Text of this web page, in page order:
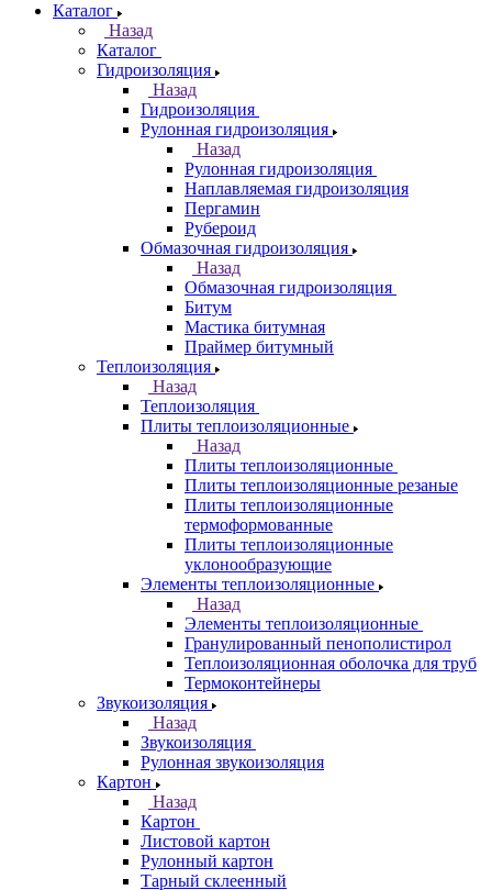
Каталог
Назад
Каталог
Гидроизоляция
Назад
Гидроизоляция
Рулонная гидроизоляция
Назад
Рулонная гидроизоляция
Наплавляемая гидроизоляция
Пергамин
Рубероид
Обмазочная гидроизоляция
Назад
Обмазочная гидроизоляция
Битум
Мастика битумная
Праймер битумный
Теплоизоляция
Назад
Теплоизоляция
Плиты теплоизоляционные
Назад
Плиты теплоизоляционные
Плиты теплоизоляционные резаные
Плиты теплоизоляционные
термоформованные
Плиты теплоизоляционные
уклонообразующие
Элементы теплоизоляционные
Назад
Элементы теплоизоляционные
Гранулированный пенополистирол
Теплоизоляционная оболочка для труб
Термоконтейнеры
Звукоизоляция
Назад
Звукоизоляция
Рулонная звукоизоляция
Картон
Назад
Картон
Листовой картон
Рулонный картон
Тарный склеенный